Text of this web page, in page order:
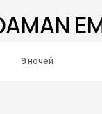
9 ночей